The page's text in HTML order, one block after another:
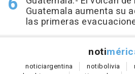
Guatemala aumenta su
las primeras
noti
noticiargentina notibolivia